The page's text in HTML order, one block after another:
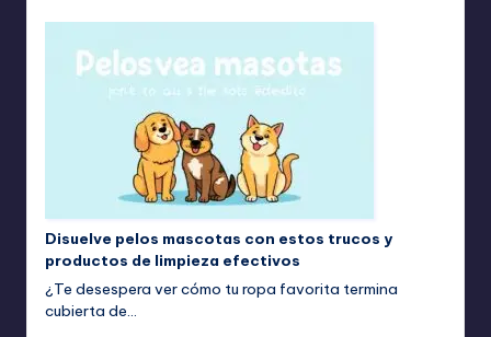
Disuelve pelos mascotas con estos trucos y
productos de limpieza efectivos
¿Te desespera ver cómo tu ropa favorita termina
cubierta de…